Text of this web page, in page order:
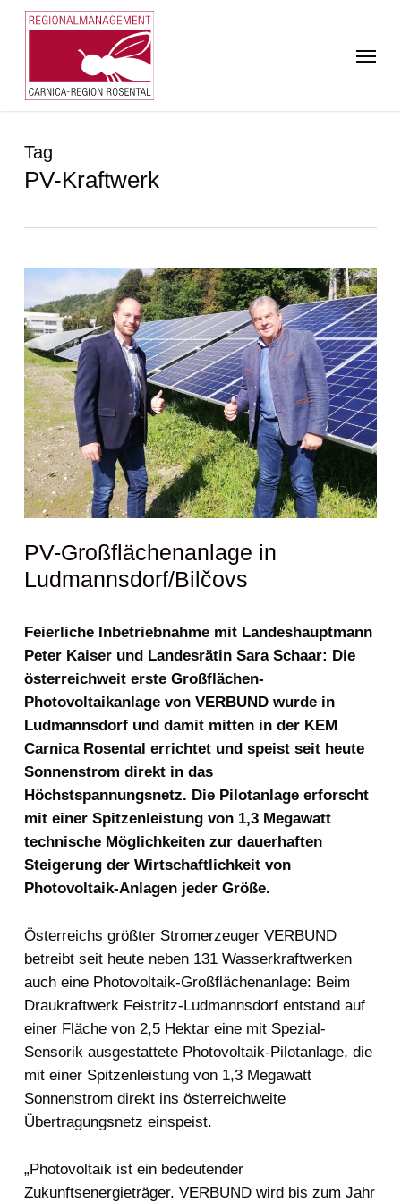
Skip
content
Menu
Tag
PV-Kraftwerk
PV-Großflächenanlage in
Ludmannsdorf/Bilčovs
Feierliche Inbetriebnahme mit Landeshauptmann
Peter Kaiser und Landesrätin Sara Schaar: Die
österreichweit erste Großflächen-
Photovoltaikanlage von VERBUND wurde in
Ludmannsdorf und damit mitten in der KEM
Carnica Rosental errichtet und speist seit heute
Sonnenstrom direkt in das
Höchstspannungsnetz. Die Pilotanlage erforscht
mit einer Spitzenleistung von 1,3 Megawatt
technische Möglichkeiten zur dauerhaften
Steigerung der Wirtschaftlichkeit von
Photovoltaik-Anlagen jeder Größe.
Österreichs größter Stromerzeuger VERBUND
betreibt seit heute neben 131 Wasserkraftwerken
auch eine Photovoltaik-Großflächenanlage: Beim
Draukraftwerk Feistritz-Ludmannsdorf entstand auf
einer Fläche von 2,5 Hektar eine mit Spezial-
Sensorik ausgestattete Photovoltaik-Pilotanlage, die
mit einer Spitzenleistung von 1,3 Megawatt
Sonnenstrom direkt ins österreichweite
Übertragungsnetz einspeist.
„Photovoltaik ist ein bedeutender
Zukunftsenergieträger. VERBUND wird bis zum Jahr